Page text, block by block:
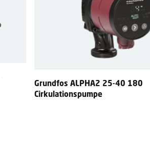
Grundfos ALPHA2 25-40 180
Cirkulationspumpe